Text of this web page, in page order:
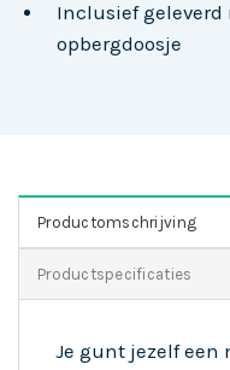
Inclusief
opbergdoosje
Productomschrijving
Productspecificaties
Je gunt jezelf een